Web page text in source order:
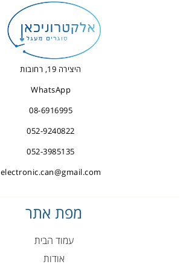
היצירה 19, רחובות
WhatsApp
08-6916995
052-9240822
052-3985135
electronic.can@gmail.com
מפת אתר
עמוד הבית
אודות